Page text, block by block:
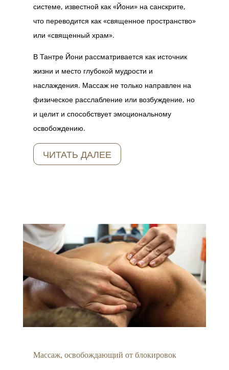
системе, известной как «Йони» на санскрите,
что переводится как «священное пространство»
или «священный храм».
В Тантре Йони рассматривается как источник
жизни и место глубокой мудрости и
наслаждения. Массаж не только направлен на
физическое расслабление или возбуждение, но
и целит и способствует эмоциональному
освобождению.
ЧИТАТЬ ДАЛЕЕ
Массаж, освобождающий от блокировок